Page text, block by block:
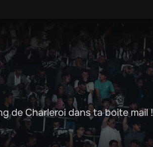
de Charleroi dans ta boite mail !